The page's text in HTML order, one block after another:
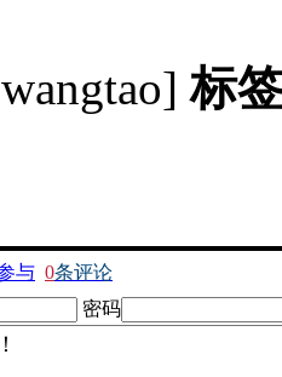
标
与 0条评论
密码